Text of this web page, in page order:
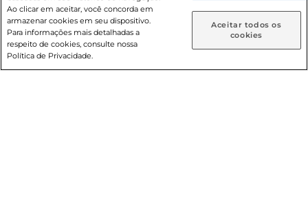
suas compras:
Entrega em casa Retire em Loja
© 2026 Copyright. Todos os direitos
reservados Prezunic.
Ao clicar em aceitar, você concorda em
armazenar cookies em seu dispositivo.
Para informações mais detalhadas a
respeito de cookies, consulte nossa
Política de Privacidade.
Aceitar todos os
cookies